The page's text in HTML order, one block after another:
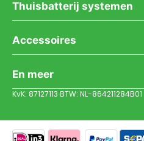
Thuisbatterij systemen
Accessoires
En meer
KvK: 87127113 BTW: NL-864211284B01